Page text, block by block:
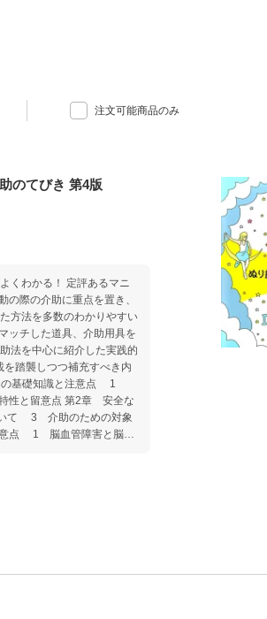
注文可能商品のみ
のてびき 第4版
くわかる！ 定評あるマニ
方法を多数のわかりやすい
ッチした道具、介助用具を
法を中心に紹介した実践的
踏襲しつつ補充すべき内
と留意点 第2章 安全な
3 介助のための対象
点 1 脳血管障害と脳外